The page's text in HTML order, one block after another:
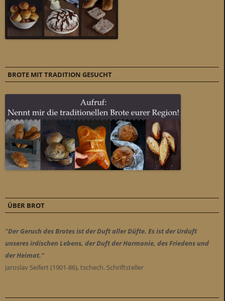
BROTE MIT TRADITION GESUCHT
ÜBER BROT
"Der Geruch des Brotes ist der Duft aller Düfte. Es ist der Urduft
unseres irdischen Lebens, der Duft der Harmonie, des Friedens und
der Heimat."
Jaroslav Seifert (1901-86), tschech. Schriftsteller